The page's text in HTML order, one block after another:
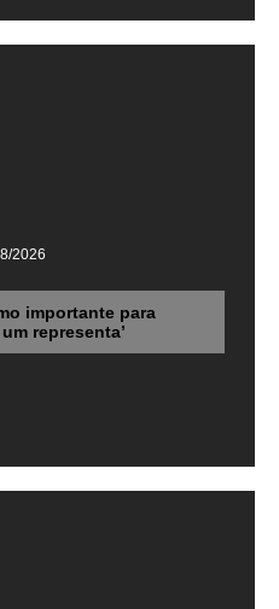
2026
importante para
representa’